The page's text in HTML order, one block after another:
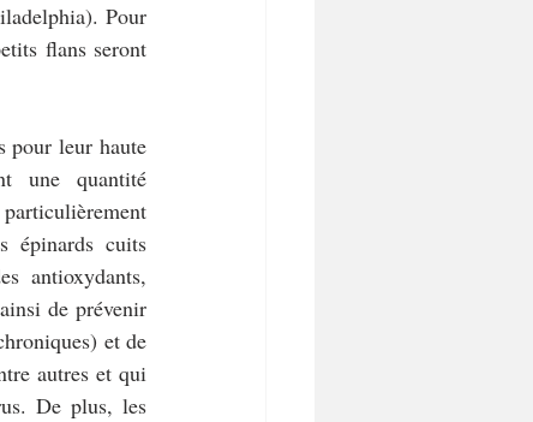
Pour
flans seront
pour leur haute
une quantité
épinards cuits
antioxydants,
de prévenir
et de
autres et qui
De plus, les